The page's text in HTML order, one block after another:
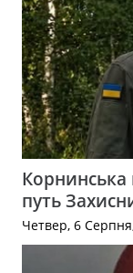
путь
Четвер, 6